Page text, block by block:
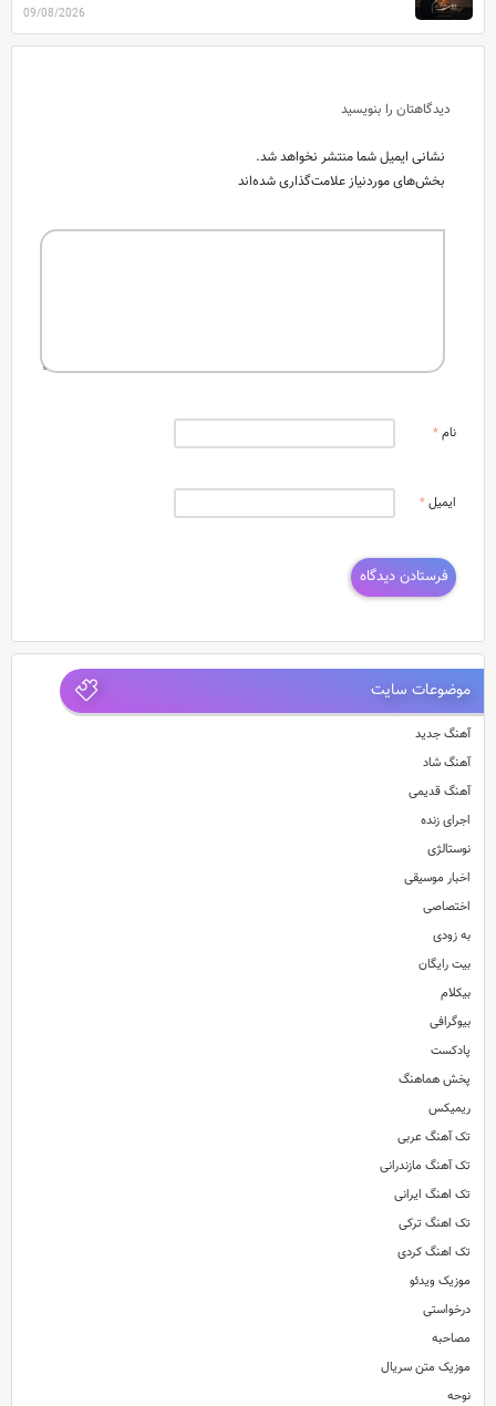
09/08/2026
دیدگاهتان را بنویسید
نشانی ایمیل شما منتشر نخواهد شد.
بخش‌های موردنیاز علامت‌گذاری شده‌اند
نام*
ایمیل*
موضوعات سایت
آهنگ جدید
آهنگ شاد
آهنگ قدیمی
اجرای زنده
نوستالژی
اخبار موسیقی
اختصاصی
به زودی
بیت رایگان
بیکلام
بیوگرافی
پادکست
پخش هماهنگ
ریمیکس
تک آهنگ عربی
تک آهنگ مازندرانی
تک اهنگ ایرانی
تک اهنگ ترکی
تک اهنگ کردی
موزیک ویدئو
درخواستی
مصاحبه
موزیک متن سریال
نوحه